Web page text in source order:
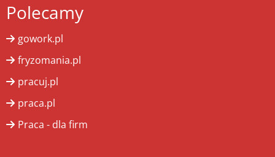
Polecamy
gowork.pl
fryzomania.pl
pracuj.pl
praca.pl
Praca - dla firm